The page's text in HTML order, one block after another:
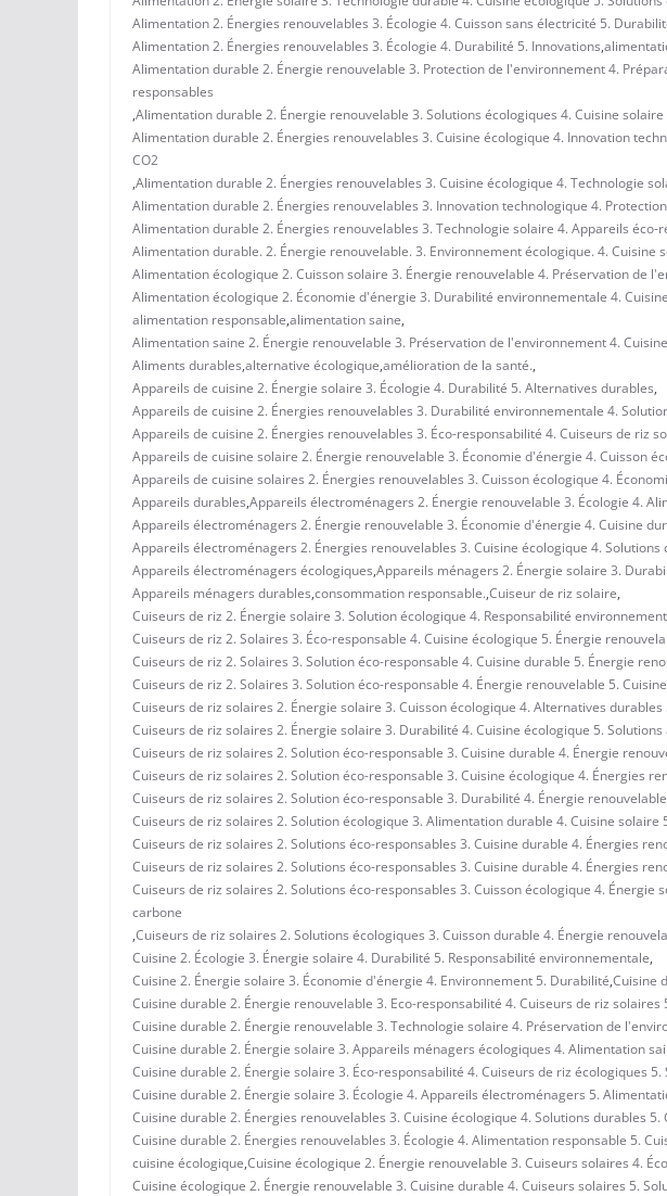
Alimentation 2. Énergies renouvelables 3. Écologie 4. Cuisson sans électricité 5.
Alimentation 2. Énergies renouvelables 3. Écologie 4. Durabilité 5. Innovations,
Alimentation durable 2. Énergie renouvelable 3. Protection de l'environnement 4.
responsables
,Alimentation durable 2. Énergie renouvelable 3. Solutions écologiques 4. Cuisine
Alimentation durable 2. Énergies renouvelables 3. Cuisine écologique 4. Innovation
CO2
,Alimentation durable 2. Énergies renouvelables 3. Cuisine écologique 4. Technologie
Alimentation durable 2. Énergies renouvelables 3. Innovation technologique 4.
Alimentation durable 2. Énergies renouvelables 3. Technologie solaire 4. Appareils éco-
Alimentation durable. 2. Énergie renouvelable. 3. Environnement écologique. 4. Cuisine
Alimentation écologique 2. Cuisson solaire 3. Énergie renouvelable 4. Préservation de
Alimentation écologique 2. Économie d'énergie 3. Durabilité environnementale 4.
alimentation responsable,alimentation saine,
Alimentation saine 2. Énergie renouvelable 3. Préservation de l'environnement 4.
Aliments durables,alternative écologique,amélioration de la santé.,
Appareils de cuisine 2. Énergie solaire 3. Écologie 4. Durabilité 5. Alternatives durables,
Appareils de cuisine 2. Énergies renouvelables 3. Durabilité environnementale 4.
Appareils de cuisine 2. Énergies renouvelables 3. Éco-responsabilité 4. Cuiseurs de riz
Appareils de cuisine solaire 2. Énergie renouvelable 3. Économie d'énergie 4. Cuisson
Appareils de cuisine solaires 2. Énergies renouvelables 3. Cuisson écologique 4.
Appareils durables,Appareils électroménagers 2. Énergie renouvelable 3. Écologie 4.
Appareils électroménagers 2. Énergie renouvelable 3. Économie d'énergie 4. Cuisine
Appareils électroménagers 2. Énergies renouvelables 3. Cuisine écologique 4.
Appareils électroménagers écologiques,Appareils ménagers 2. Énergie solaire 3.
Appareils ménagers durables,consommation responsable.,Cuiseur de riz solaire,
Cuiseurs de riz 2. Énergie solaire 3. Solution écologique 4. Responsabilité
Cuiseurs de riz 2. Solaires 3. Éco-responsable 4. Cuisine écologique 5. Énergie
Cuiseurs de riz 2. Solaires 3. Solution éco-responsable 4. Cuisine durable 5. Énergie
Cuiseurs de riz 2. Solaires 3. Solution éco-responsable 4. Énergie renouvelable 5.
Cuiseurs de riz solaires 2. Énergie solaire 3. Cuisson écologique 4. Alternatives
Cuiseurs de riz solaires 2. Énergie solaire 3. Durabilité 4. Cuisine écologique 5.
Cuiseurs de riz solaires 2. Solution éco-responsable 3. Cuisine durable 4. Énergie
Cuiseurs de riz solaires 2. Solution éco-responsable 3. Cuisine écologique 4. Énergies
Cuiseurs de riz solaires 2. Solution éco-responsable 3. Durabilité 4. Énergie
Cuiseurs de riz solaires 2. Solution écologique 3. Alimentation durable 4. Cuisine solaire
Cuiseurs de riz solaires 2. Solutions éco-responsables 3. Cuisine durable 4. Énergies
Cuiseurs de riz solaires 2. Solutions éco-responsables 3. Cuisine durable 4. Énergies
Cuiseurs de riz solaires 2. Solutions éco-responsables 3. Cuisson écologique 4. Énergie
carbone
,Cuiseurs de riz solaires 2. Solutions écologiques 3. Cuisson durable 4. Énergie
Cuisine 2. Écologie 3. Énergie solaire 4. Durabilité 5. Responsabilité environnementale,
Cuisine 2. Énergie solaire 3. Économie d'énergie 4. Environnement 5. Durabilité,Cuisine
Cuisine durable 2. Énergie renouvelable 3. Eco-responsabilité 4. Cuiseurs de riz solaires
Cuisine durable 2. Énergie renouvelable 3. Technologie solaire 4. Préservation de
Cuisine durable 2. Énergie solaire 3. Appareils ménagers écologiques 4. Alimentation
Cuisine durable 2. Énergie solaire 3. Éco-responsabilité 4. Cuiseurs de riz écologiques
Cuisine durable 2. Énergie solaire 3. Écologie 4. Appareils électroménagers 5.
Cuisine durable 2. Énergies renouvelables 3. Cuisine écologique 4. Solutions durables 5.
Cuisine durable 2. Énergies renouvelables 3. Écologie 4. Alimentation responsable 5.
cuisine écologique,Cuisine écologique 2. Énergie renouvelable 3. Cuiseurs solaires 4.
Cuisine écologique 2. Énergie renouvelable 3. Cuisine durable 4. Cuiseurs solaires 5.